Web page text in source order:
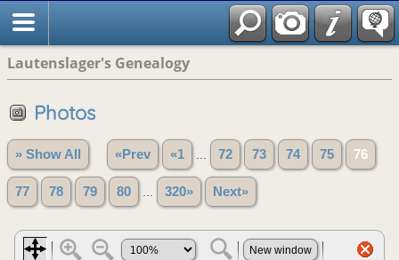
Lautenslager's Genealogy
Photos
» Show All «Prev «1 72 73 74 75 76
77 78 79 80 320» Next»